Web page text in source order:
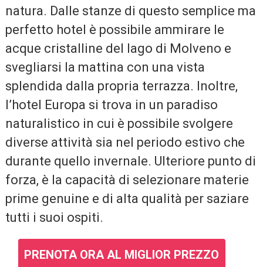
natura. Dalle stanze di questo semplice ma
perfetto hotel è possibile ammirare le
acque cristalline del lago di Molveno e
svegliarsi la mattina con una vista
splendida dalla propria terrazza. Inoltre,
l’hotel Europa si trova in un paradiso
naturalistico in cui è possibile svolgere
diverse attività sia nel periodo estivo che
durante quello invernale. Ulteriore punto di
forza, è la capacità di selezionare materie
prime genuine e di alta qualità per saziare
tutti i suoi ospiti.
PRENOTA ORA AL MIGLIOR PREZZO